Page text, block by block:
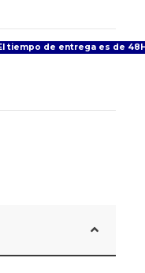
tiempo de entrega es de